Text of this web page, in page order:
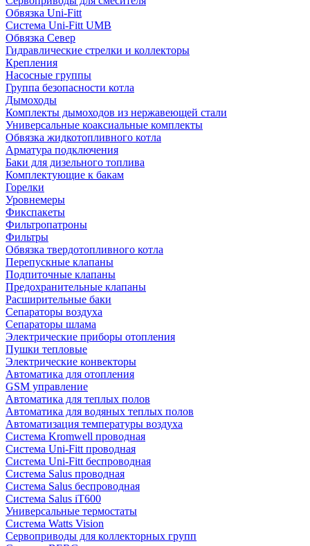
Обвязка Uni-Fitt
Система Uni-Fitt UMB
Обвязка Север
Гидравлические стрелки и коллекторы
Крепления
Насосные группы
Группа безопасности котла
Дымоходы
Комплекты дымоходов из нержавеющей стали
Универсальные коаксиальные комплекты
Обвязка жидкотопливного котла
Арматура подключения
Баки для дизельного топлива
Комплектующие к бакам
Горелки
Уровнемеры
Фикспакеты
Фильтропатроны
Фильтры
Обвязка твердотопливного котла
Перепускные клапаны
Подпиточные клапаны
Предохранительные клапаны
Расширительные баки
Сепараторы воздуха
Сепараторы шлама
Электрические приборы отопления
Пушки тепловые
Электрические конвекторы
Автоматика для отопления
GSM управление
Автоматика для теплых полов
Автоматика для водяных теплых полов
Автоматизация температуры воздуха
Система Kromwell проводная
Система Uni-Fitt проводная
Система Uni-Fitt беспроводная
Система Salus проводная
Система Salus беспроводная
Система Salus iT600
Универсальные термостаты
Система Watts Vision
Сервоприводы для коллекторных групп